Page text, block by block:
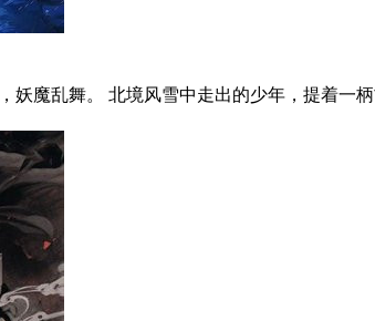
妖魔乱舞。 北境风雪中走出的少年，提着一